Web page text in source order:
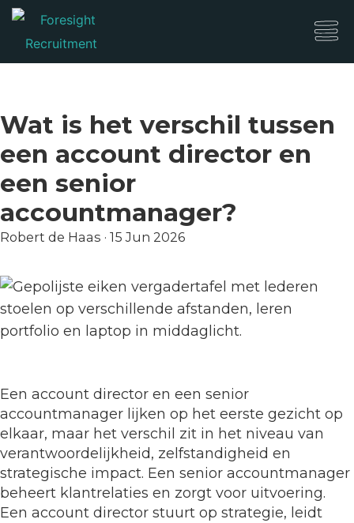
Wat is het verschil tussen
een account director en
een senior
accountmanager?
Robert de Haas · 15 Jun 2026
Een account director en een senior
accountmanager lijken op het eerste gezicht op
elkaar, maar het verschil zit in het niveau van
verantwoordelijkheid, zelfstandigheid en
strategische impact. Een senior accountmanager
beheert klantrelaties en zorgt voor uitvoering.
Een account director stuurt op strategie, leidt